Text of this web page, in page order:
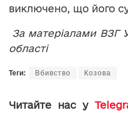
виключено, що його
За матеріалами ВЗГ
області
Теги: Вбивство Козова
Читайте нас у